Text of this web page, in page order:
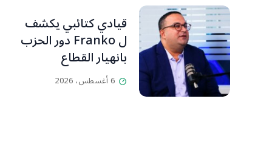
قيادي كتائبي يكشف
ل Franko دور الحزب
بانهيار القطاع
المصرفي
6 أغسطس، 2026